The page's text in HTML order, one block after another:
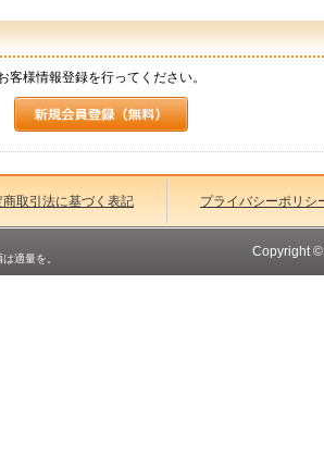
様情報登録を行ってください。
商取引法に基づく表記 プライバシーポリシ
適量を。
Copyright ©